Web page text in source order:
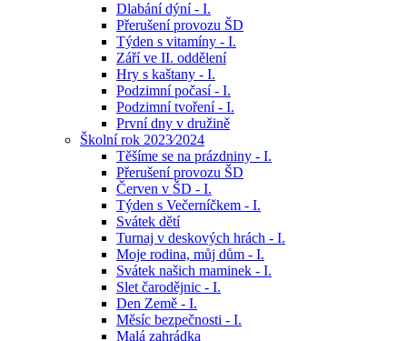
Dlabání dýní - I.
Přerušení provozu ŠD
Týden s vitamíny - I.
Září ve II. oddělení
Hry s kaštany - I.
Podzimní počasí - I.
Podzimní tvoření - I.
První dny v družině
Školní rok 2023⁄2024
Těšíme se na prázdniny - I.
Přerušení provozu ŠD
Červen v ŠD - I.
Týden s Večerníčkem - I.
Svátek dětí
Turnaj v deskových hrách - I.
Moje rodina, můj dům - I.
Svátek našich maminek - I.
Slet čarodějnic - I.
Den Země - I.
Měsíc bezpečnosti - I.
Malá zahrádka